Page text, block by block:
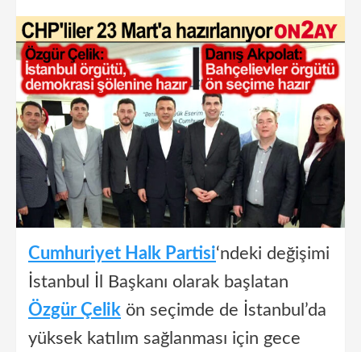
Cumhuriyet Halk Partisi‘ndeki değişimi
İstanbul İl Başkanı olarak başlatan
Özgür Çelik ön seçimde de İstanbul’da
yüksek katılım sağlanması için gece